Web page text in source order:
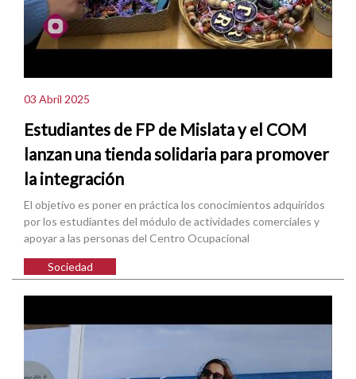
03 Abril 2025
Estudiantes de FP de Mislata y el COM
lanzan una tienda solidaria para promover
la integración
El objetivo es poner en práctica los conocimientos adquiridos
por los estudiantes del módulo de actividades comerciales y
apoyar a las personas del Centro Ocupacional
Sociedad